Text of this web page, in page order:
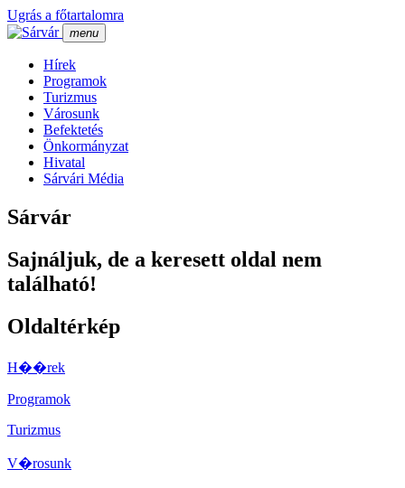
Ugrás a főtartalomra
menu
Hí­rek
Programok
Turizmus
Városunk
Befektetés
Önkormányzat
Hivatal
Sárvári Média
Sárvár
Sajnáljuk, de a keresett oldal nem
található!
Oldaltérkép
H��rek
Programok
Turizmus
V�rosunk